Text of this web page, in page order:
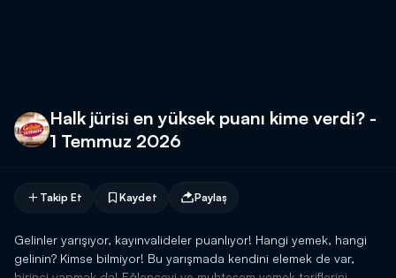
Halk jürisi en yüksek puanı kime verdi? -
1 Temmuz 2026
Takip Et Kaydet Paylaş
Gelinler yarışıyor, kayınvalideler puanlıyor! Hangi yemek, hangi
gelinin? Kimse bilmiyor! Bu yarışmada kendini elemek de var,